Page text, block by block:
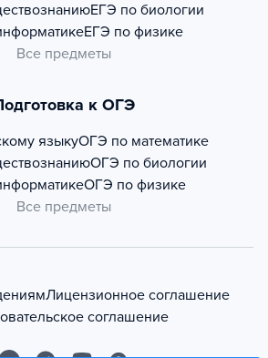
ЕГЭ по биологии
ЕГЭ по физике
Все предметы
к ОГЭ
языкуОГЭ по математике
ОГЭ по биологии
ОГЭ по физике
Все предметы
Лицензионное соглашение
соглашение